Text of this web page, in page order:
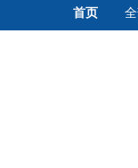
首页